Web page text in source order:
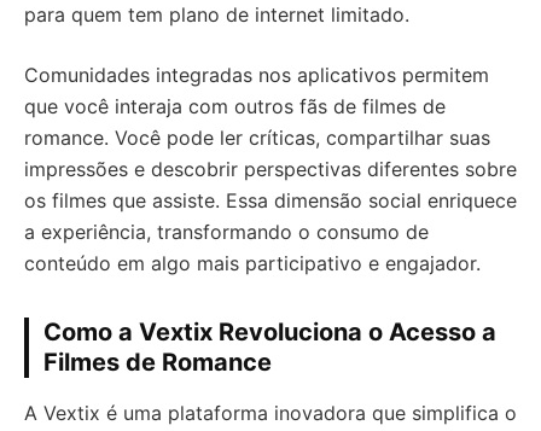
para quem tem plano de internet limitado.
Comunidades integradas nos aplicativos permitem
que você interaja com outros fãs de filmes de
romance. Você pode ler críticas, compartilhar suas
impressões e descobrir perspectivas diferentes sobre
os filmes que assiste. Essa dimensão social enriquece
a experiência, transformando o consumo de
conteúdo em algo mais participativo e engajador.
Como a Vextix Revoluciona o Acesso a
Filmes de Romance
A Vextix é uma plataforma inovadora que simplifica o